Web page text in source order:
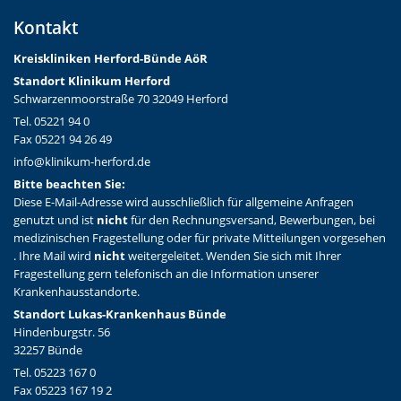
Kontakt
Kreiskliniken Herford-Bünde AöR
Standort Klinikum Herford
Schwarzenmoorstraße 70 32049 Herford
Tel. 05221 94 0
Fax 05221 94 26 49
info@klinikum-herford.de
Bitte beachten Sie:
Diese E-Mail-Adresse wird ausschließlich für allgemeine Anfragen
genutzt und ist nichtfür den Rechnungsversand, Bewerbungen, bei
medizinischen Fragestellung oder für private Mitteilungen vorgesehen
. Ihre Mail wird nichtweitergeleitet. Wenden Sie sich mit Ihrer
Fragestellung gern telefonisch an die Information unserer
Krankenhausstandorte.
Standort Lukas-Krankenhaus Bünde
Hindenburgstr. 56
32257 Bünde
Tel. 05223 167 0
Fax 05223 167 19 2